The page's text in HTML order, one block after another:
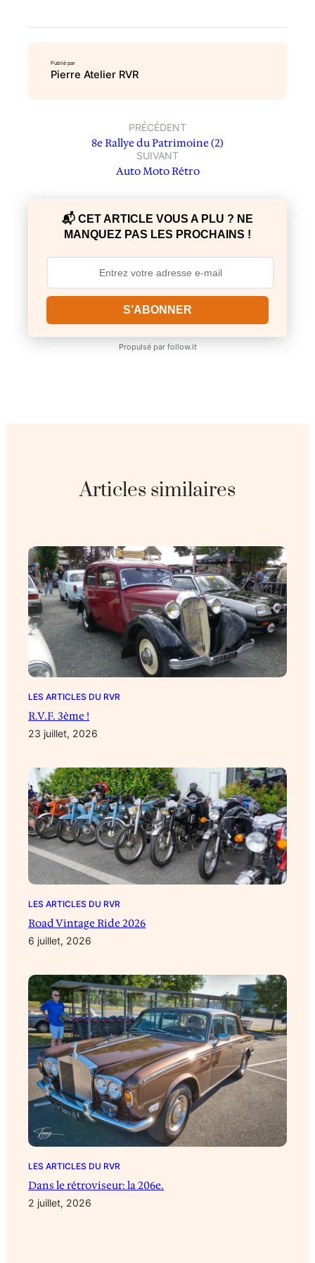
Publié par
Pierre Atelier RVR
PRÉCÉDENT
8e Rallye du Patrimoine (2)
SUIVANT
Auto Moto Rétro
📬 CET ARTICLE VOUS A PLU ? NE
MANQUEZ PAS LES PROCHAINS !
S’ABONNER
Propulsé par follow.it
Articles similaires
LES ARTICLES DU RVR
R.V.F. 3ème !
23 juillet, 2026
LES ARTICLES DU RVR
Road Vintage Ride 2026
6 juillet, 2026
LES ARTICLES DU RVR
Dans le rétroviseur: la 206e.
2 juillet, 2026